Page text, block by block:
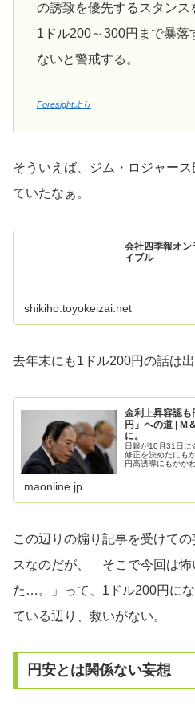
の誘致を優先するスタン
1ドル200～300円まで暴落
ないと警戒する。
Foresightより
そういえば、ジム・ロジャー
ていたなぁ。
会社四季報オ
イブル
shikiho.toyokeizai.net
去年末にも1ドル200円の話は出
金利上昇容認
円」への道 | M
に。
日銀が10月31日に
修正を決めたにも
円高誘導にもかか
maonline.jp
この辺りの煽り記事を受けて
スなのだが、「そこで今回は
た…。」って、1ドル200円に
ている辺り、救いがない。
円安とは関係ない妄想